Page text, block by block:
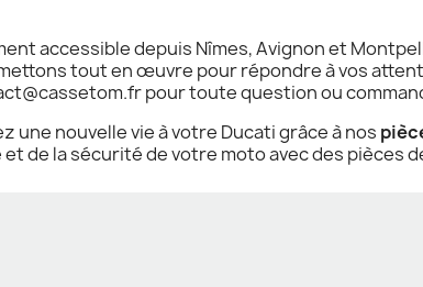
accessible depuis Nîmes, Avignon et
tout en œuvre pour répondre à vos
pour toute question ou
nouvelle vie à votre Ducati grâce à nos
de la sécurité de votre moto avec des pièces